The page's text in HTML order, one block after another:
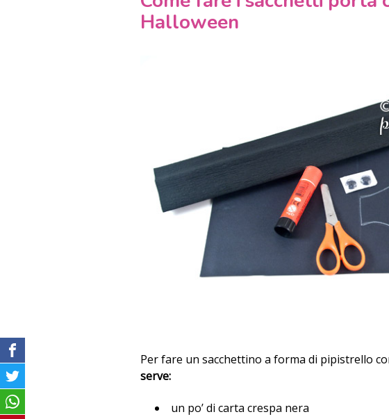
Halloween
Per fare un sacchettino a forma di pipistrello
serve:
un po’ di carta crespa nera